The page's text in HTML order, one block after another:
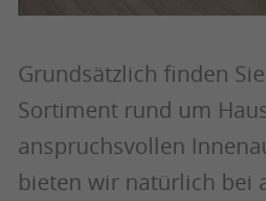
Grundsätzlich finden
Sortiment rund um
anspruchsvollen
bieten wir natürlich bei